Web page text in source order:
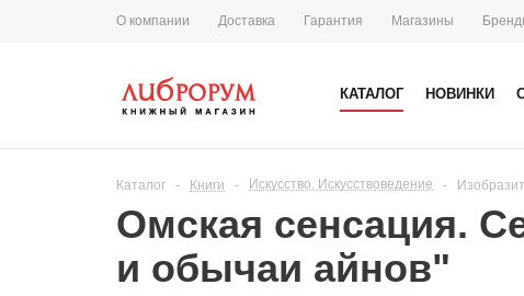
О компании Доставка Гарантия Магазины
КАТАЛОГ НОВИНКИ
Каталог - Книги - Искусство. Искусствоведение -
Омская сенсация.
и обычаи айнов"